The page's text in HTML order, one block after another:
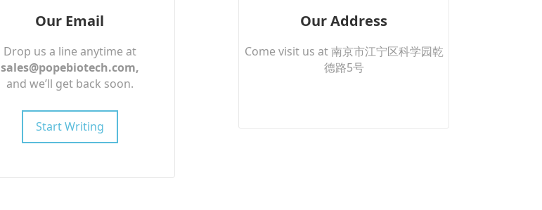
Our Email
Drop us a line anytime at
sales@popebiotech.com,
and we’ll get back soon.
Start Writing
Our Address
Come visit us at 南京市江宁区科学园乾
德路5号